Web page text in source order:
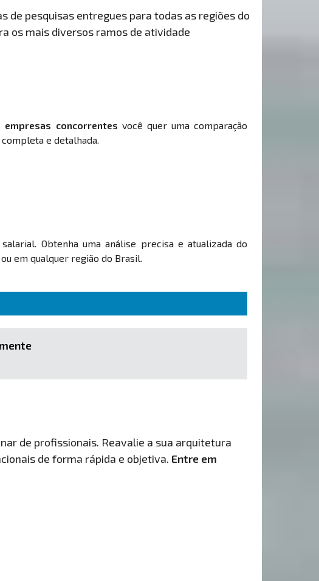
de pesquisas entregues para todas as regiões do
os mais diversos ramos de atividade
empresas concorrentes você quer uma comparação
e detalhada.
Obtenha uma análise precisa e atualizada do
ou em qualquer região do Brasil.
de profissionais. Reavalie a sua arquitetura
de forma rápida e objetiva. Entre em